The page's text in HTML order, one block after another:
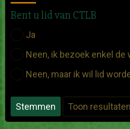
Bent u lid van CTLB
Ja
Neen, ik bezoek enkel de
Neen, maar ik wil lid
Stemmen Toon resultaten